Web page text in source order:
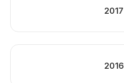
2017
2016